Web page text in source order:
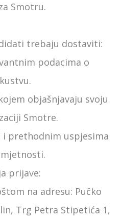
Smotru.
trebaju dostaviti:
podacima o
objašnjavaju svoju
Smotre.
i prethodnim uspjesima
prijave:
na adresu: Pučko
Trg Petra Stipetića 1,